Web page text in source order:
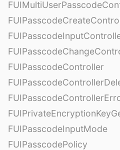
FUIPasscodeController
FUIPasscodeInputMode
FUIPasscodePolicy